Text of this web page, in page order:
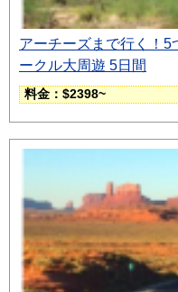
アーチーズまで行く！5
ークル大周遊 5日間
料金：$2398~